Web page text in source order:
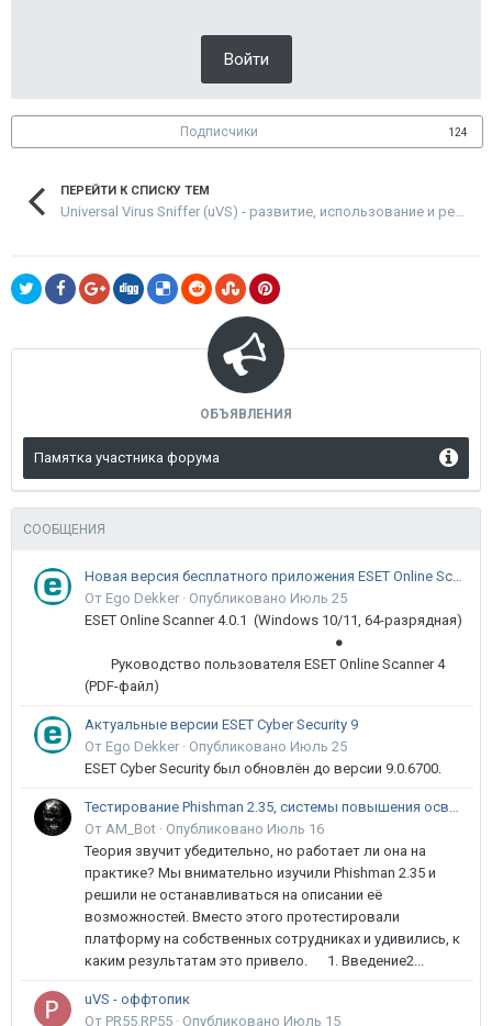
Войти
Подписчики 124
ПЕРЕЙТИ К СПИСКУ ТЕМ
ОБЪЯВЛЕНИЯ
Памятка участника форума
СООБЩЕНИЯ
Новая версия бесплатного приложения ESET Online Scanner доступна пользователям
От Ego Dekker · Опубликовано Июль 25
ESET Online Scanner 4.0.1 (Windows 10/11, 64-разрядная)
●
Руководство пользователя ESET Online Scanner 4
(PDF-файл)
Актуальные версии ESET Cyber Security 9
От Ego Dekker · Опубликовано Июль 25
ESET Cyber Security был обновлён до версии 9.0.6700.
Тестирование Phishman 2.35, системы повышения осведомлённости пользователей в сфере ИБ
От AM_Bot · Опубликовано Июль 16
Теория звучит убедительно, но работает ли она на
практике? Мы внимательно изучили Phishman 2.35 и
решили не останавливаться на описании её
возможностей. Вместо этого протестировали
платформу на собственных сотрудниках и удивились, к
каким результатам это привело. 1. Введение2...
uVS - оффтопик
От PR55.RP55 · Опубликовано Июль 15